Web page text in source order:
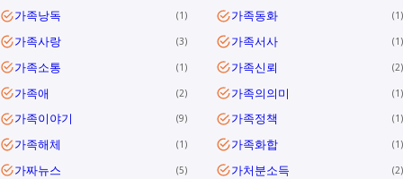
가족낭독 1 가족동화 1
가족사랑 3 가족서사 1
가족소통 1 가족신뢰 2
가족애 2 가족의의미 1
가족이야기 9 가족정책 1
가족해체 1 가족화합 1
가짜뉴스 5 가처분소득 2